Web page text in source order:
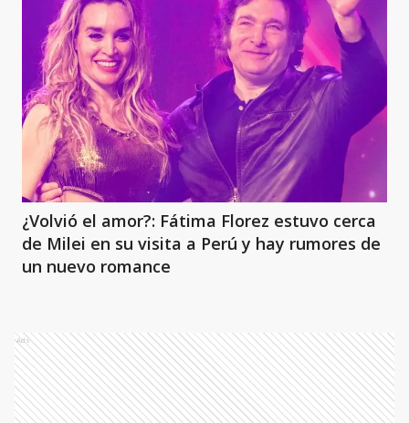
¿Volvió el amor?: Fátima Florez estuvo cerca
de Milei en su visita a Perú y hay rumores de
un nuevo romance
Ads